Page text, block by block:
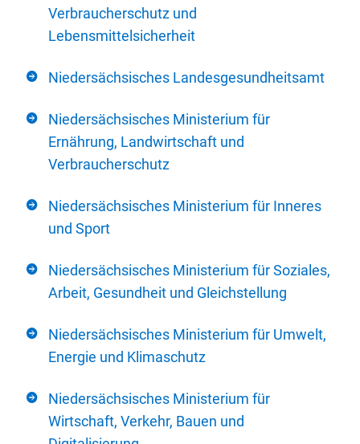
Verbraucherschutz und
Lebensmittelsicherheit
Niedersächsisches Landesgesundheitsamt
Niedersächsisches Ministerium für
Ernährung, Landwirtschaft und
Verbraucherschutz
Niedersächsisches Ministerium für Inneres
und Sport
Niedersächsisches Ministerium für Soziales,
Arbeit, Gesundheit und Gleichstellung
Niedersächsisches Ministerium für Umwelt,
Energie und Klimaschutz
Niedersächsisches Ministerium für
Wirtschaft, Verkehr, Bauen und